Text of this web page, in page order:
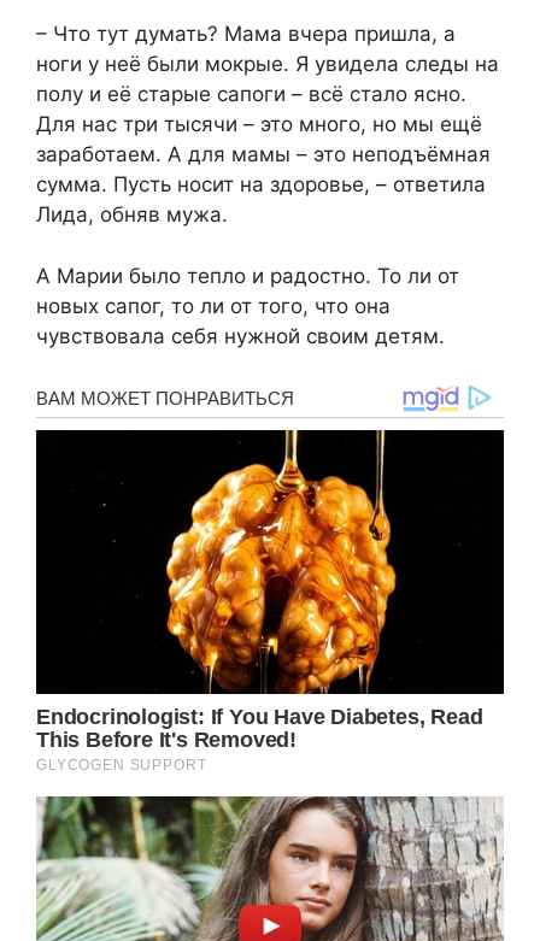
– Что тут думать? Мама вчера пришла, а
ноги у неё были мокрые. Я увидела следы на
полу и её старые сапоги – всё стало ясно.
Для нас три тысячи – это много, но мы ещё
заработаем. А для мамы – это неподъёмная
сумма. Пусть носит на здоровье, – ответила
Лида, обняв мужа.
А Марии было тепло и радостно. То ли от
новых сапог, то ли от того, что она
чувствовала себя нужной своим детям.